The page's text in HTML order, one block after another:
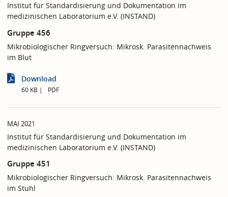
Institut für Standardisierung und Dokumentation im
medizinischen Laboratorium e.V. (INSTAND)
Gruppe 456
Mikrobiologischer Ringversuch: Mikrosk. Parasitennachweis
im Blut
Download
60 KB PDF
MAI 2021
Institut für Standardisierung und Dokumentation im
medizinischen Laboratorium e.V. (INSTAND)
Gruppe 451
Mikrobiologischer Ringversuch: Mikrosk. Parasitennachweis
im Stuhl